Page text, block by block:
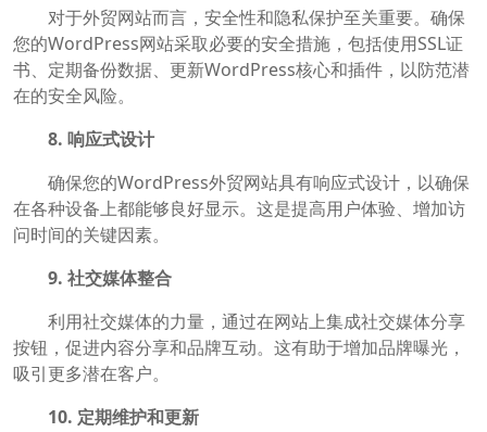
对于外贸网站而言，安全性和隐私保护至关重要。确保
您的WordPress网站采取必要的安全措施，包括使用SSL证
书、定期备份数据、更新WordPress核心和插件，以防范潜
在的安全风险。
8. 响应式设计
确保您的WordPress外贸网站具有响应式设计，以确保
在各种设备上都能够良好显示。这是提高用户体验、增加访
问时间的关键因素。
9. 社交媒体整合
利用社交媒体的力量，通过在网站上集成社交媒体分享
按钮，促进内容分享和品牌互动。这有助于增加品牌曝光，
吸引更多潜在客户。
10. 定期维护和更新